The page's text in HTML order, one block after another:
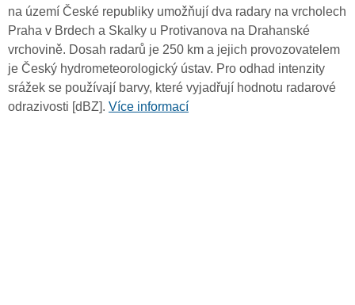
na území České republiky umožňují dva radary na vrcholech
Praha v Brdech a Skalky u Protivanova na Drahanské
vrchovině. Dosah radarů je 250 km a jejich provozovatelem
je Český hydrometeorologický ústav. Pro odhad intenzity
srážek se používají barvy, které vyjadřují hodnotu radarové
odrazivosti [dBZ]. Více informací